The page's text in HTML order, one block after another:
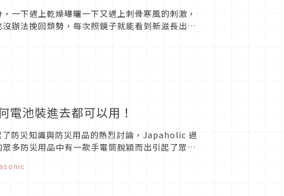
一下遇上乾燥曝曬一下又遇上刺骨寒風的刺激，
辦法挽回頹勢，每次照鏡子就能看到新滋長出來
電池裝進去都可以用！
防災知識與防災用品的熱烈討論，Japaholic 過
多防災用品中有一款手電筒脫穎而出引起了眾多